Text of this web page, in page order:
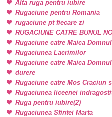
Alta ruga pentru iubire
Rugaciune pentru Romania
rugaciune pt fiecare zi
RUGACIUNE CATRE BUNUL
Rugaciune catre Maica
Rugaciunea Lacrimilor
Rugaciune catre Maica
durere
Rugaciune catre Mos Craciun
Rugaciunea liceenei
Ruga pentru iubire(2)
Rugaciunea Sfintei Marta